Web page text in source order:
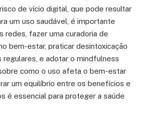
de vício digital, que pode resultar
um uso saudável, é importante
redes, fazer uma curadoria de
bem-estar, praticar desintoxicação
regulares, e adotar o mindfulness
como o uso afeta o bem-estar
um equilíbrio entre os benefícios e
é essencial para proteger a saúde